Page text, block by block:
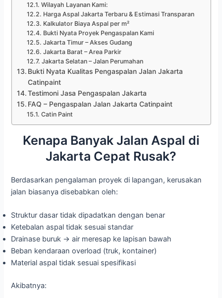
Wilayah Layanan Kami:
Harga Aspal Jakarta Terbaru & Estimasi Transparan
Kalkulator Biaya Aspal per m²
Bukti Nyata Proyek Pengaspalan Kami
Jakarta Timur – Akses Gudang
Jakarta Barat – Area Parkir
Jakarta Selatan – Jalan Perumahan
Bukti Nyata Kualitas Pengaspalan Jalan Jakarta
Catinpaint
Testimoni Jasa Pengaspalan Jakarta
FAQ – Pengaspalan Jalan Jakarta Catinpaint
Catin Paint
Kenapa Banyak Jalan Aspal di
Jakarta Cepat Rusak?
Berdasarkan pengalaman proyek di lapangan, kerusakan
jalan biasanya disebabkan oleh:
Struktur dasar tidak dipadatkan dengan benar
Ketebalan aspal tidak sesuai standar
Drainase buruk → air meresap ke lapisan bawah
Beban kendaraan overload (truk, kontainer)
Material aspal tidak sesuai spesifikasi
Akibatnya: